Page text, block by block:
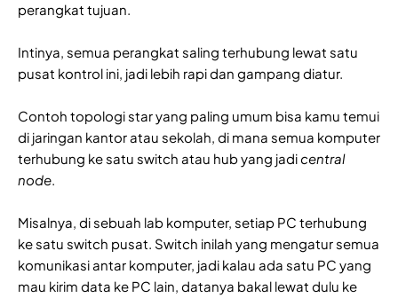
perangkat tujuan.
Intinya, semua perangkat saling terhubung lewat satu
pusat kontrol ini, jadi lebih rapi dan gampang diatur.
Contoh topologi star yang paling umum bisa kamu temui
di jaringan kantor atau sekolah, di mana semua komputer
terhubung ke satu switch atau hub yang jadicentral
node.
Misalnya, di sebuah lab komputer, setiap PC terhubung
ke satu switch pusat. Switch inilah yang mengatur semua
komunikasi antar komputer, jadi kalau ada satu PC yang
mau kirim data ke PC lain, datanya bakal lewat dulu ke